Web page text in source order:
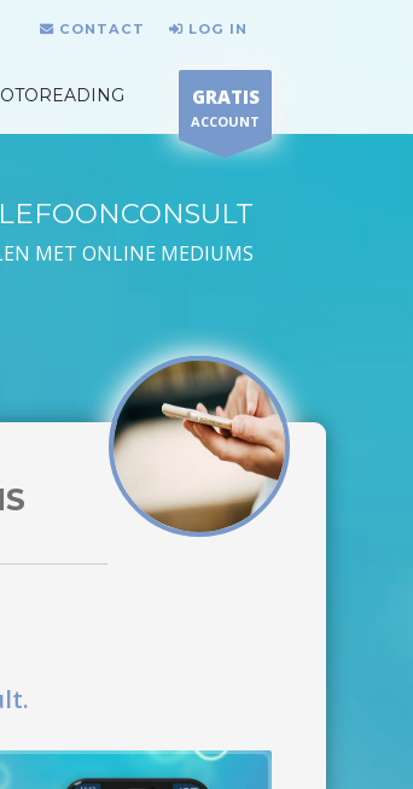
CONTACT LOG IN
GRATIS
ACCOUNT
MET ONLINE MEDIUMS